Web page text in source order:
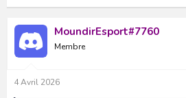
MoundirEsport#7760
Membre
4 Avril 2026